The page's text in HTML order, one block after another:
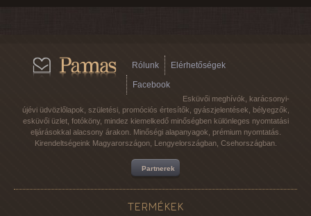
Rólunk
Elérhetőségek
Facebook
Esküvői meghívók, karácsonyi-
újévi üdvözlőlapok, születési, promóciós értesítők, gyászjelentések, bélyegzők,
esküvői üzlet, fotóköny, mindez kiemelkedő minőségben különleges nyomtatási
eljárásokkal alacsony árakon. Minőségi alapanyagok, prémium nyomtatás.
Kirendeltségeink Magyarországon, Lengyelországban, Csehországban.
Partnerek
TERMÉKEK